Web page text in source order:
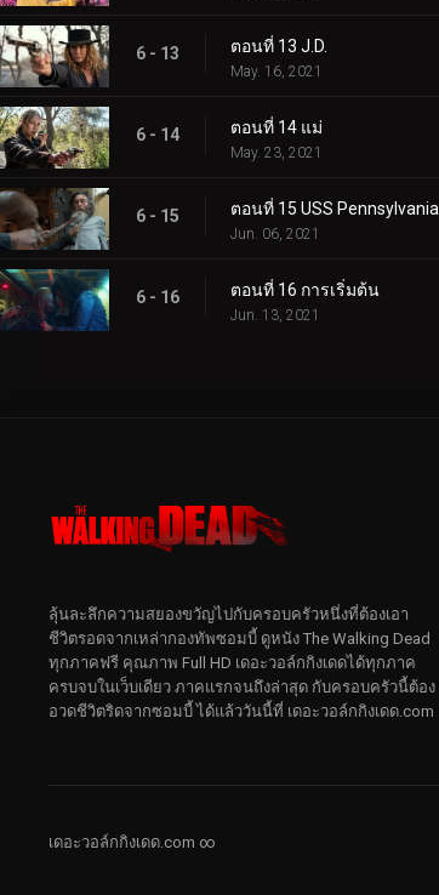
6 - 13 ตอนที่ 13 J.D.
May. 16, 2021
6 - 14 ตอนที่ 14 แม่
May. 23, 2021
6 - 15 ตอนที่ 15 USS Pennsylvania
Jun. 06, 2021
6 - 16 ตอนที่ 16 การเริ่มต้น
Jun. 13, 2021
ลุ้นละลึกความสยองขวัญไปกับครอบครัวหนึ่งที่ต้องเอา
ชีวิตรอดจากเหล่ากองทัพซอมบี้ ดูหนัง The Walking Dead
ทุกภาคฟรี คุณภาพ Full HD เดอะวอล์กกิงเดดได้ทุกภาค
ครบจบในเว็บเดียว ภาคแรกจนถึงล่าสุด กับครอบครัวนี้ต้อง
อวดชีวิตริดจากซอมบี้ ได้แล้ววันนี้ที่ เดอะวอล์กกิงเดด.com
เดอะวอล์กกิงเดด.com ∞